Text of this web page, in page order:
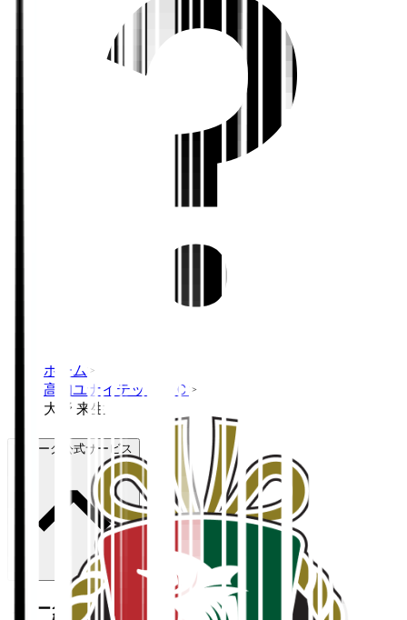
ホーム >
高知ユナイテッドＳＣ >
大野 来生
Ｊリーグ公式サービス
Ｊリーグ公式サービス